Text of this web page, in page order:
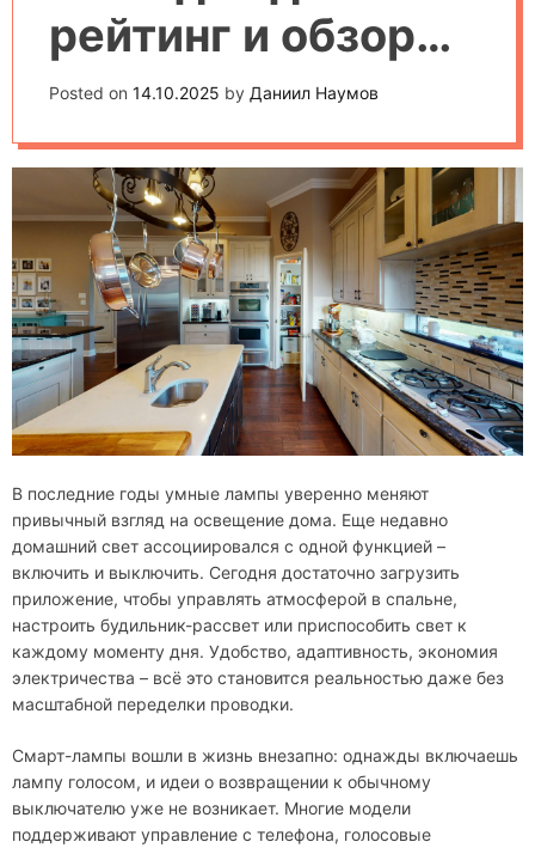
рейтинг и обзор
моделей 2025
Posted on 14.10.2025 by Даниил Наумов
В последние годы умные лампы уверенно меняют
привычный взгляд на освещение дома. Еще недавно
домашний свет ассоциировался с одной функцией –
включить и выключить. Сегодня достаточно загрузить
приложение, чтобы управлять атмосферой в спальне,
настроить будильник-рассвет или приспособить свет к
каждому моменту дня. Удобство, адаптивность, экономия
электричества – всё это становится реальностью даже без
масштабной переделки проводки.
Смарт-лампы вошли в жизнь внезапно: однажды включаешь
лампу голосом, и идеи о возвращении к обычному
выключателю уже не возникает. Многие модели
поддерживают управление с телефона, голосовые